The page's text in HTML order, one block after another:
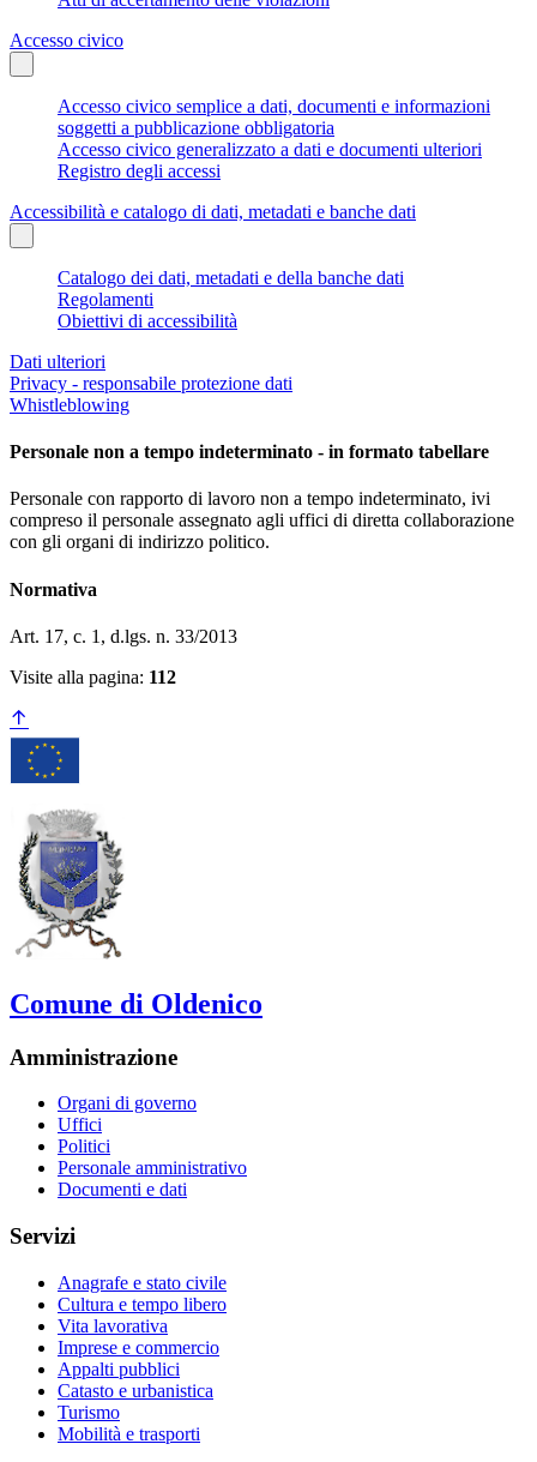
Accesso civico
Accesso civico semplice a dati, documenti e informazioni
soggetti a pubblicazione obbligatoria
Accesso civico generalizzato a dati e documenti ulteriori
Registro degli accessi
Accessibilità e catalogo di dati, metadati e banche dati
Catalogo dei dati, metadati e della banche dati
Regolamenti
Obiettivi di accessibilità
Dati ulteriori
Privacy - responsabile protezione dati
Whistleblowing
Personale non a tempo indeterminato - in formato tabellare
Personale con rapporto di lavoro non a tempo indeterminato, ivi
compreso il personale assegnato agli uffici di diretta collaborazione
con gli organi di indirizzo politico.
Normativa
Art. 17, c. 1, d.lgs. n. 33/2013
Visite alla pagina: 112
Comune di Oldenico
Amministrazione
Organi di governo
Uffici
Politici
Personale amministrativo
Documenti e dati
Servizi
Anagrafe e stato civile
Cultura e tempo libero
Vita lavorativa
Imprese e commercio
Appalti pubblici
Catasto e urbanistica
Turismo
Mobilità e trasporti